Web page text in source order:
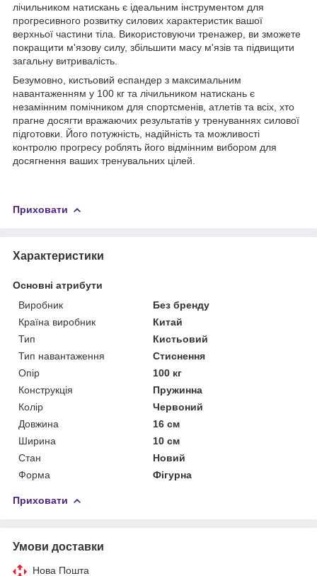
лічильником натискань є ідеальним інструментом для
прогресивного розвитку силових характеристик вашої
верхньої частини тіла. Використовуючи тренажер, ви зможете
покращити м'язову силу, збільшити масу м'язів та підвищити
загальну витривалість.
Безумовно, кистьовий еспандер з максимальним
навантаженням у 100 кг та лічильником натискань є
незамінним помічником для спортсменів, атлетів та всіх, хто
прагне досягти вражаючих результатів у тренуваннях силової
підготовки. Його потужність, надійність та можливості
контролю прогресу роблять його відмінним вибором для
досягнення ваших тренувальних цілей.
Приховати
Характеристики
Основні атрибути
Виробник
Без бренду
Країна виробник
Китай
Тип
Кистьовий
Тип навантаження
Стиснення
Опір
100 кг
Конструкція
Пружинна
Колір
Червоний
Довжина
16 см
Ширина
10 см
Стан
Новий
Форма
Фігурна
Приховати
Умови доставки
Нова Пошта